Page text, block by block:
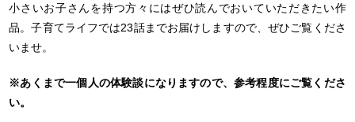
小さいお子さんを持つ方々にはぜひ読んでおいていただきたい作
品。子育てライフでは23話までお届けしますので、ぜひご覧くださ
いませ。
※あくまで一個人の体験談になりますので、参考程度にご覧くださ
い。